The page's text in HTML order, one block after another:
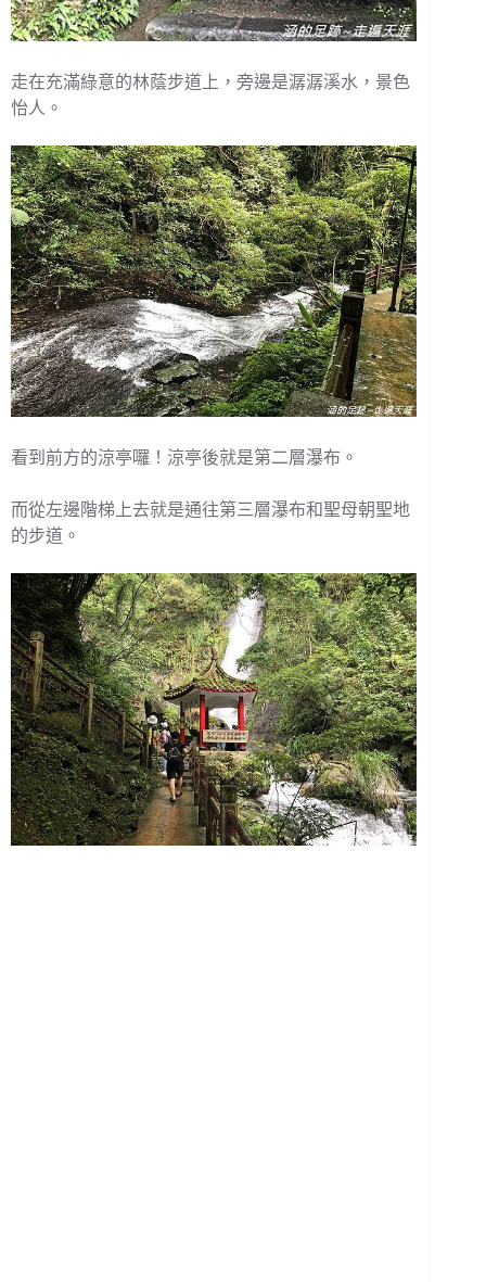
走在充滿綠意的林蔭步道上，旁邊是潺潺溪水，景色
怡人。
看到前方的涼亭囉！涼亭後就是第二層瀑布。
而從左邊階梯上去就是通往第三層瀑布和聖母朝聖地
的步道。